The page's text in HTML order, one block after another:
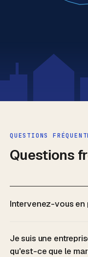
QUESTIONS
Questions
Intervenez-vous en
Je suis une
qu'est-ce que le